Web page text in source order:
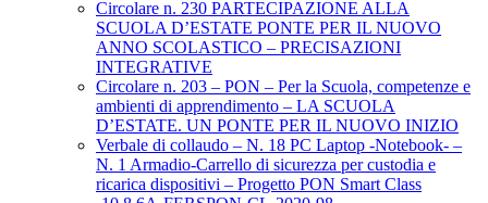
Circolare n. 230 PARTECIPAZIONE ALLA
SCUOLA D’ESTATE PONTE PER IL NUOVO
ANNO SCOLASTICO – PRECISAZIONI
INTEGRATIVE
Circolare n. 203 – PON – Per la Scuola, competenze e
ambienti di apprendimento – LA SCUOLA
D’ESTATE. UN PONTE PER IL NUOVO INIZIO
Verbale di collaudo – N. 18 PC Laptop -Notebook- –
N. 1 Armadio-Carrello di sicurezza per custodia e
ricarica dispositivi – Progetto PON Smart Class